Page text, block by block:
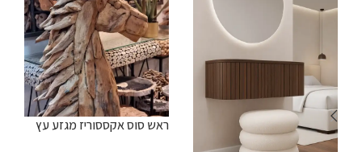
ראש סוס אקססוריז מגזע עץ